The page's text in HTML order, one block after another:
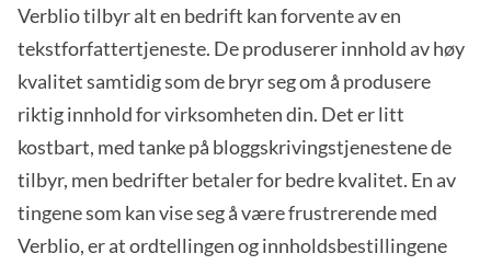
Verblio tilbyr alt en bedrift kan forvente av en
tekstforfattertjeneste. De produserer innhold av høy
kvalitet samtidig som de bryr seg om å produsere
riktig innhold for virksomheten din. Det er litt
kostbart, med tanke på bloggskrivingstjenestene de
tilbyr, men bedrifter betaler for bedre kvalitet. En av
tingene som kan vise seg å være frustrerende med
Verblio, er at ordtellingen og innholdsbestillingene